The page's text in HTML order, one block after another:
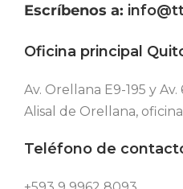
Escríbenos a:
Oficina principal
Av. Orellana E9-195 y
Alisal de Orellana,
Teléfono de